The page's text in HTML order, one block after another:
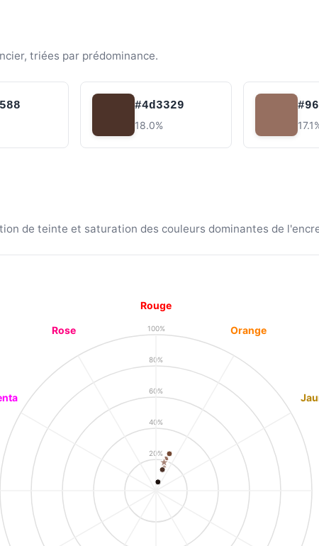
triées par prédominance.
#4d3329
18.0%
de teinte et saturation des couleurs dominantes de
20%
40%
60%
80%
100%
Rouge
Orange
Rose